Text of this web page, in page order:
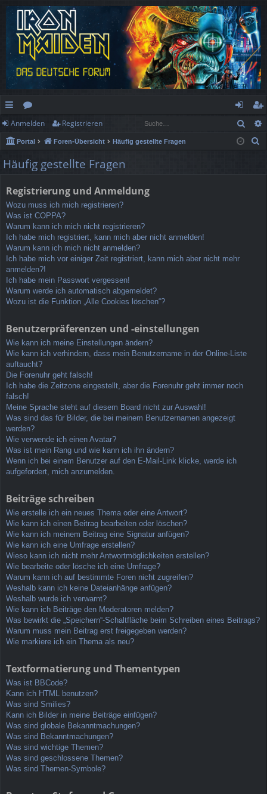
ch
ne
llz
rif
f
or
en
n
m
eg
ist
Anmelden Registrieren
Portal Foren-Übersicht Häufig gestellte Fragen
Häufig gestellte Fragen
Registrierung und Anmeldung
Wozu muss ich mich registrieren?
Was ist COPPA?
Warum kann ich mich nicht registrieren?
Ich habe mich registriert, kann mich aber nicht anmelden!
Warum kann ich mich nicht anmelden?
Ich habe mich vor einiger Zeit registriert, kann mich aber nicht mehr
anmelden?!
Ich habe mein Passwort vergessen!
Warum werde ich automatisch abgemeldet?
Wozu ist die Funktion „Alle Cookies löschen“?
Benutzerpräferenzen und -einstellungen
Wie kann ich meine Einstellungen ändern?
Wie kann ich verhindern, dass mein Benutzername in der Online-Liste
auftaucht?
Die Forenuhr geht falsch!
Ich habe die Zeitzone eingestellt, aber die Forenuhr geht immer noch
falsch!
Meine Sprache steht auf diesem Board nicht zur Auswahl!
Was sind das für Bilder, die bei meinem Benutzernamen angezeigt
werden?
Wie verwende ich einen Avatar?
Was ist mein Rang und wie kann ich ihn ändern?
Wenn ich bei einem Benutzer auf den E-Mail-Link klicke, werde ich
aufgefordert, mich anzumelden.
Beiträge schreiben
Wie erstelle ich ein neues Thema oder eine Antwort?
Wie kann ich einen Beitrag bearbeiten oder löschen?
Wie kann ich meinem Beitrag eine Signatur anfügen?
Wie kann ich eine Umfrage erstellen?
Wieso kann ich nicht mehr Antwortmöglichkeiten erstellen?
Wie bearbeite oder lösche ich eine Umfrage?
Warum kann ich auf bestimmte Foren nicht zugreifen?
Weshalb kann ich keine Dateianhänge anfügen?
Weshalb wurde ich verwarnt?
Wie kann ich Beiträge den Moderatoren melden?
Was bewirkt die „Speichern“-Schaltfläche beim Schreiben eines Beitrags?
Warum muss mein Beitrag erst freigegeben werden?
Wie markiere ich ein Thema als neu?
Textformatierung und Thementypen
Was ist BBCode?
Kann ich HTML benutzen?
Was sind Smilies?
Kann ich Bilder in meine Beiträge einfügen?
Was sind globale Bekanntmachungen?
Was sind Bekanntmachungen?
Was sind wichtige Themen?
Was sind geschlossene Themen?
Was sind Themen-Symbole?